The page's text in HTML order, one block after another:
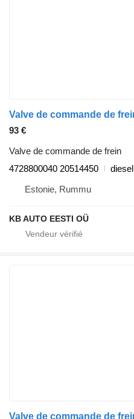
93 €
Valve de commande de frein
4728800040 20514450
diesel
Estonie, Rummu
KB AUTO EESTI OÜ